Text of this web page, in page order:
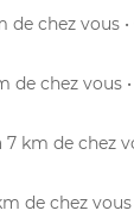
de chez vous
de chez vous
7 km de chez
de chez